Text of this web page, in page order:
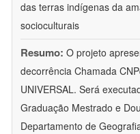
das terras indígenas da
socioculturais
Resumo: O projeto
decorrência Chamada
UNIVERSAL. Será
Graduação Mestrado e
Departamento de